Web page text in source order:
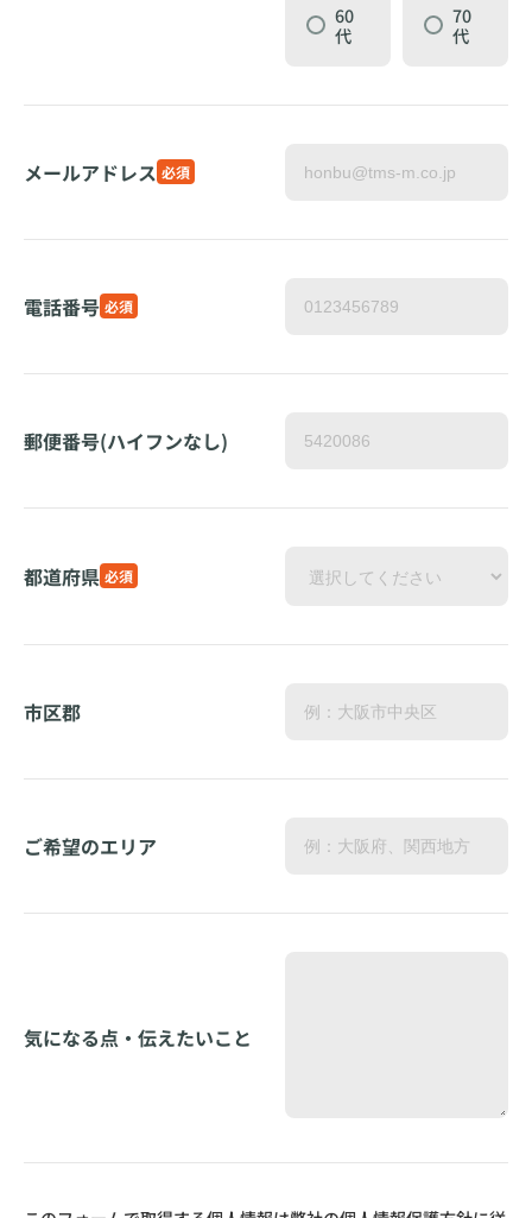
60
代
70
代
メールアドレス 必須
電話番号 必須
郵便番号(ハイフンなし)
都道府県 必須
市区郡
ご希望のエリア
気になる点・伝えたいこと